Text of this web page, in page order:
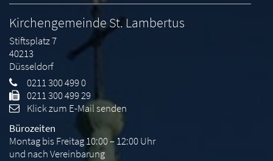
Kirchengemeinde St. Lambertus
Stiftsplatz 7
40213
Düsseldorf
0211 300 499 0
0211 300 499 29
Klick zum E-Mail senden
Bürozeiten
Montag bis Freitag 10:00 – 12:00 Uhr
und nach Vereinbarung